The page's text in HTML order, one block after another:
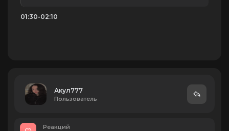
01:30-02:10
Акул777
Пользователь
Реакций